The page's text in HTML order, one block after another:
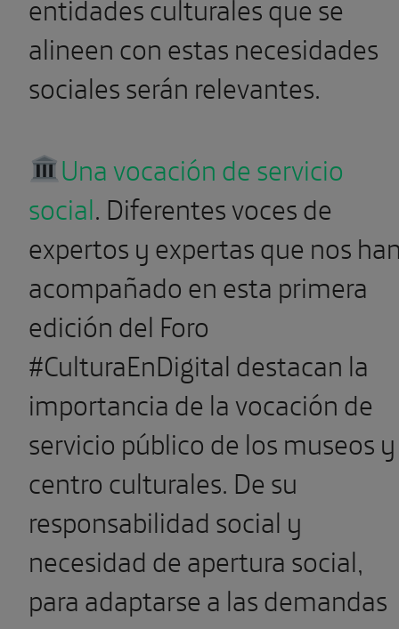
Una vocación de servicio
social. Diferentes voces de
acompañado en esta primera
edición del Foro
#CulturaEnDigital destacan la
importancia de la vocación de
servicio público de los museos y
centro culturales. De su
responsabilidad social y
necesidad de apertura social,
para adaptarse a las demandas
de los usuarios en la sociedad
digital.